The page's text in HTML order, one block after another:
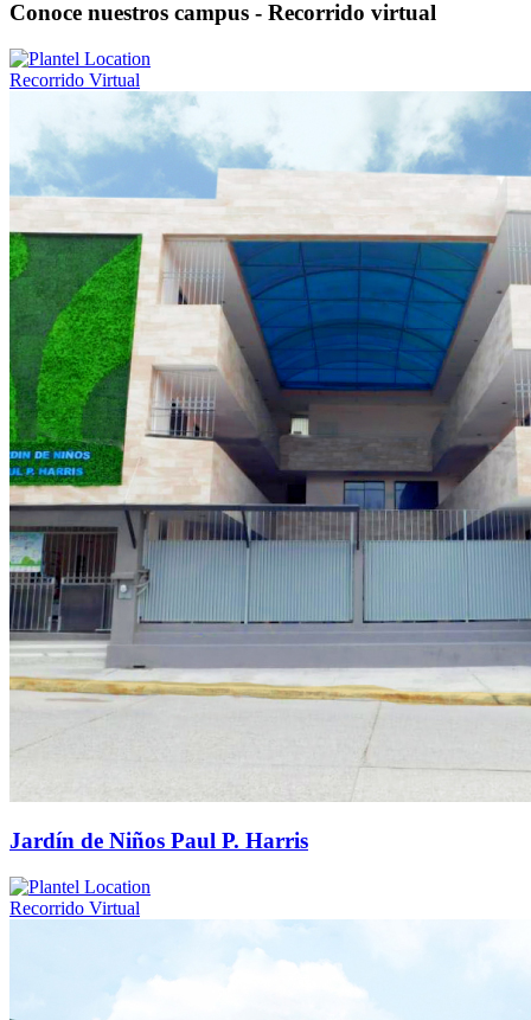
Conoce nuestros campus - Recorrido virtual
Recorrido Virtual
Jardín de Niños Paul P. Harris
Recorrido Virtual